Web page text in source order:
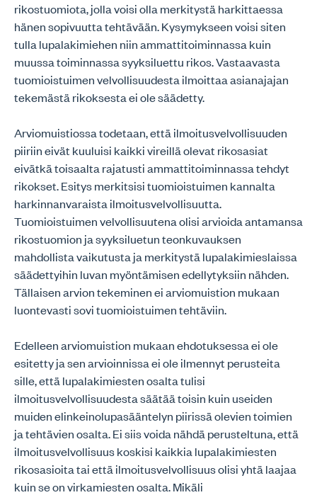
rikostuomiota, jolla voisi olla merkitystä harkittaessa
hänen sopivuutta tehtävään. Kysymykseen voisi siten
tulla lupalakimiehen niin ammattitoiminnassa kuin
muussa toiminnassa syyksiluettu rikos. Vastaavasta
tuomioistuimen velvollisuudesta ilmoittaa asianajajan
tekemästä rikoksesta ei ole säädetty.
Arviomuistiossa todetaan, että ilmoitusvelvollisuuden
piiriin eivät kuuluisi kaikki vireillä olevat rikosasiat
eivätkä toisaalta rajatusti ammattitoiminnassa tehdyt
rikokset. Esitys merkitsisi tuomioistuimen kannalta
harkinnanvaraista ilmoitusvelvollisuutta.
Tuomioistuimen velvollisuutena olisi arvioida antamansa
rikostuomion ja syyksiluetun teonkuvauksen
mahdollista vaikutusta ja merkitystä lupalakimieslaissa
säädettyihin luvan myöntämisen edellytyksiin nähden.
Tällaisen arvion tekeminen ei arviomuistion mukaan
luontevasti sovi tuomioistuimen tehtäviin.
Edelleen arviomuistion mukaan ehdotuksessa ei ole
esitetty ja sen arvioinnissa ei ole ilmennyt perusteita
sille, että lupalakimiesten osalta tulisi
ilmoitusvelvollisuudesta säätää toisin kuin useiden
muiden elinkeinolupasääntelyn piirissä olevien toimien
ja tehtävien osalta. Ei siis voida nähdä perusteltuna, että
ilmoitusvelvollisuus koskisi kaikkia lupalakimiesten
rikosasioita tai että ilmoitusvelvollisuus olisi yhtä laajaa
kuin se on virkamiesten osalta. Mikäli